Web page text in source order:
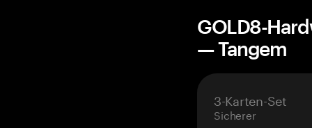
GOLD8-
— Tangem
3-Karten-Set
Sicherer